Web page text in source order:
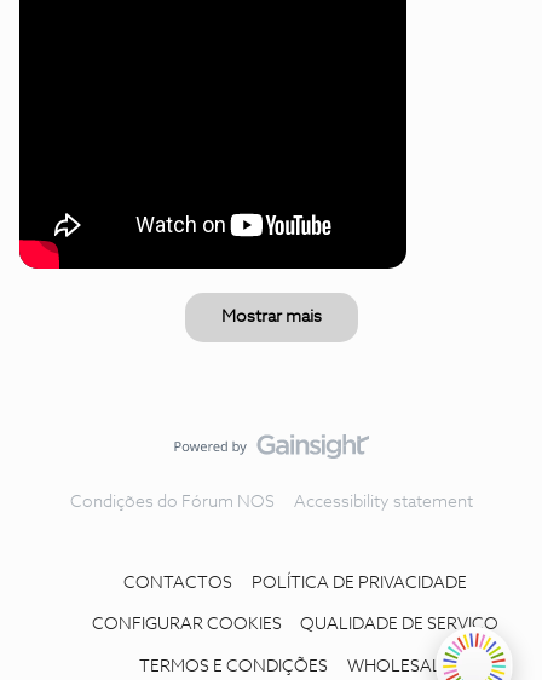
Mostrar mais
Condições do Fórum NOS Accessibility statement
CONTACTOS POLÍTICA DE PRIVACIDADE
CONFIGURAR COOKIES QUALIDADE DE SERVIÇO
TERMOS E CONDIÇÕES WHOLESALE